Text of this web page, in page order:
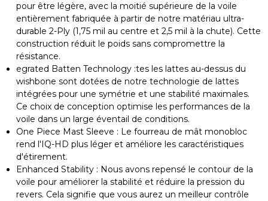
pour être légère, avec la moitié supérieure de la voile
entièrement fabriquée à partir de notre matériau ultra-
durable 2-Ply (1,75 mil au centre et 2,5 mil à la chute). Cette
construction réduit le poids sans compromettre la
résistance.
egrated Batten Technology :tes les lattes au-dessus du
wishbone sont dotées de notre technologie de lattes
intégrées pour une symétrie et une stabilité maximales.
Ce choix de conception optimise les performances de la
voile dans un large éventail de conditions.
One Piece Mast Sleeve : Le fourreau de mât monobloc
rend l'IQ-HD plus léger et améliore les caractéristiques
d'étirement.
Enhanced Stability : Nous avons repensé le contour de la
voile pour améliorer la stabilité et réduire la pression du
revers. Cela signifie que vous aurez un meilleur contrôle